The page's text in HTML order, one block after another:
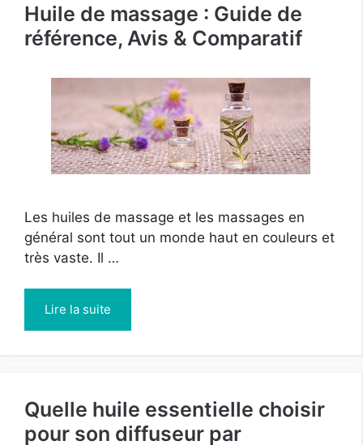
Huile de massage : Guide de
référence, Avis & Comparatif
Les huiles de massage et les massages en
général sont tout un monde haut en couleurs et
très vaste. Il …
Lire la suite
Quelle huile essentielle choisir
pour son diffuseur par